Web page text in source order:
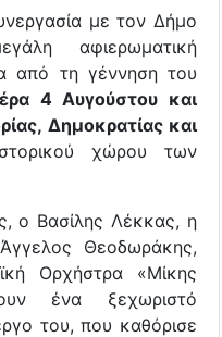
με τον Δήμο
αφιερωματική
από τη γέννηση του
4 Αυγούστου και
Δημοκρατίας και
χώρου των
ο Βασίλης Λέκκας, η
Θεοδωράκης,
Ορχήστρα «Μίκης
ένα ξεχωριστό
του, που καθόρισε